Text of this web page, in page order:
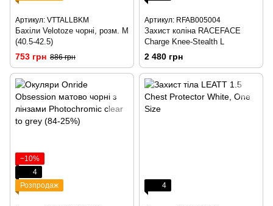
Артикул: VTTALLBKM
Бахіли Velotoze чорні, розм. M
(40.5-42.5)
753 грн 886 грн
Артикул: RFAB005004
Захист коліна RACEFACE
Charge Knee-Stealth L
2 480 грн
−10%
4
Розпродаж
4